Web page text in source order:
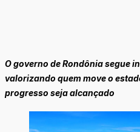
O governo de Rondônia segue
valorizando quem move o
progresso seja alcançado